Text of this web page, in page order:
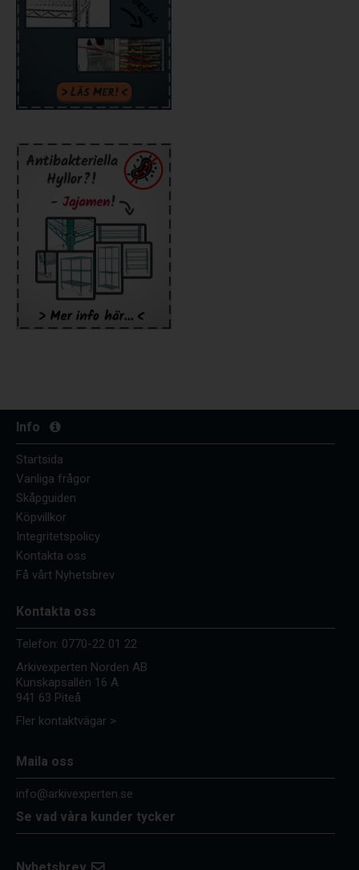
Info
Startsida
Vanliga frågor
Skåpguiden
Köpvillkor
Integritetspolicy
Kontakta oss
Få vårt Nyhetsbrev
Kontakta oss
Telefon: 0770-22 01 22
Arkivexperten Norden AB
Kunskapsallén 16 A
941 63 Piteå
Fler kontaktvägar >
Maila oss
info@arkivexperten.se
Se vad våra kunder tycker